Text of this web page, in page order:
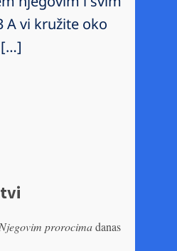
A vi kružite oko
[…]
prorocimadanas